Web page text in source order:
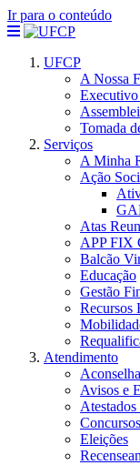
Ir para o conteúdo
UFCP
A Nossa
Tomada
Serviços
A Minha
Ação
Atas
APP FIX
Balcão
Educação
Gestão
Recursos
Atendimento
Avisos e
Eleições